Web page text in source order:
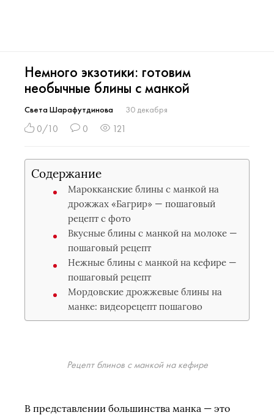
Немного экзотики: готовим
необычные блины с манкой
Света Шарафутдинова 30 декабря
0/10 0 121
Содержание
Марокканские блины с манкой на
дрожжах «Багрир» — пошаговый
рецепт с фото
Вкусные блины с манкой на молоке —
пошаговый рецепт
Нежные блины с манкой на кефире —
пошаговый рецепт
Мордовские дрожжевые блины на
манке: видеорецепт пошагово
Рецепт блинов с манкой на кефире
В представлении большинства манка — это